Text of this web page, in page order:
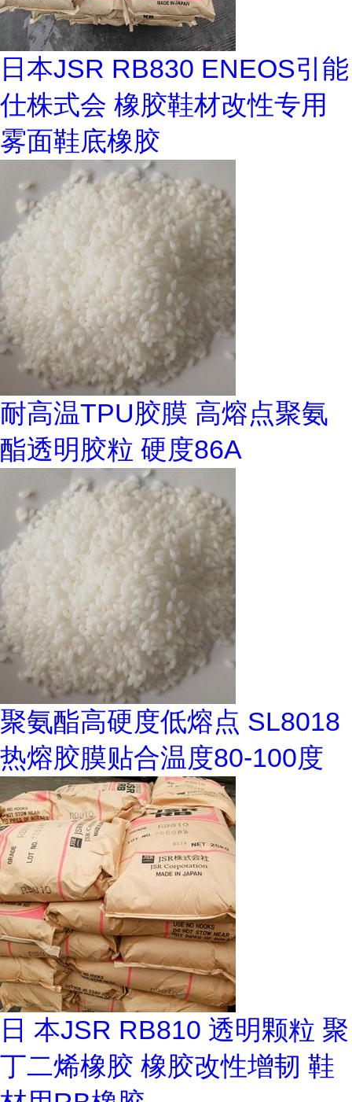
日本JSR RB830 ENEOS引能
仕株式会 橡胶鞋材改性专用
雾面鞋底橡胶
耐高温TPU胶膜 高熔点聚氨
酯透明胶粒 硬度86A
聚氨酯高硬度低熔点 SL8018
热熔胶膜贴合温度80-100度
日 本JSR RB810 透明颗粒 聚
丁二烯橡胶 橡胶改性增韧 鞋